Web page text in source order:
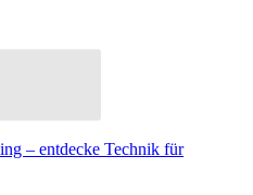
– entdecke Technik für